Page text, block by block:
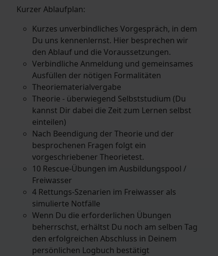
Kurzer Ablaufplan:
Kurzes unverbindliches Vorgespräch, in dem
Du uns kennenlernst. Hier besprechen wir
den Ablauf und die Voraussetzungen.
Verbindliche Anmeldung und gemeinsames
Ausfüllen der nötigen Formalitäten
Theoriematerialvergabe
Theorie - überwiegend Selbststudium (Du
kannst Dir dabei die Zeit zum Lernen selbst
einteilen)
Nach Beendigung der Theorie und der
besprochenen Fragen folgt ein
vorgeschriebener Theorietest.
10 Rescue-Übungen im Ausbildungspool /
Freiwasser
4 Rettungs-Szenarien im Freiwasser als
simulierte Notfälle
Wenn Du die erforderlichen Übungen
beherrschst, erhältst Du noch am selben Tag
den erfolgreichen Abschluss in Deinem
persönlichen Logbuch bestätigt